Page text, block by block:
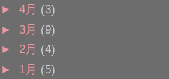
► 4月 (3)
► 3月 (9)
► 2月 (4)
► 1月 (5)